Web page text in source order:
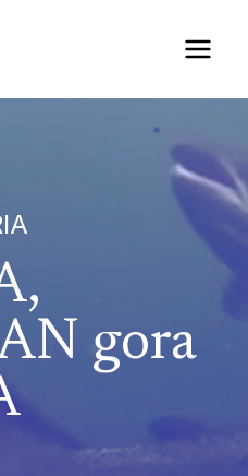
gora